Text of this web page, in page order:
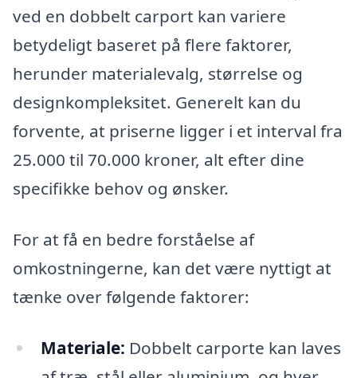
ved en dobbelt carport kan variere
betydeligt baseret på flere faktorer,
herunder materialevalg, størrelse og
designkompleksitet. Generelt kan du
forvente, at priserne ligger i et interval fra
25.000 til 70.000 kroner, alt efter dine
specifikke behov og ønsker.
For at få en bedre forståelse af
omkostningerne, kan det være nyttigt at
tænke over følgende faktorer:
Materiale: Dobbelt carporte kan laves